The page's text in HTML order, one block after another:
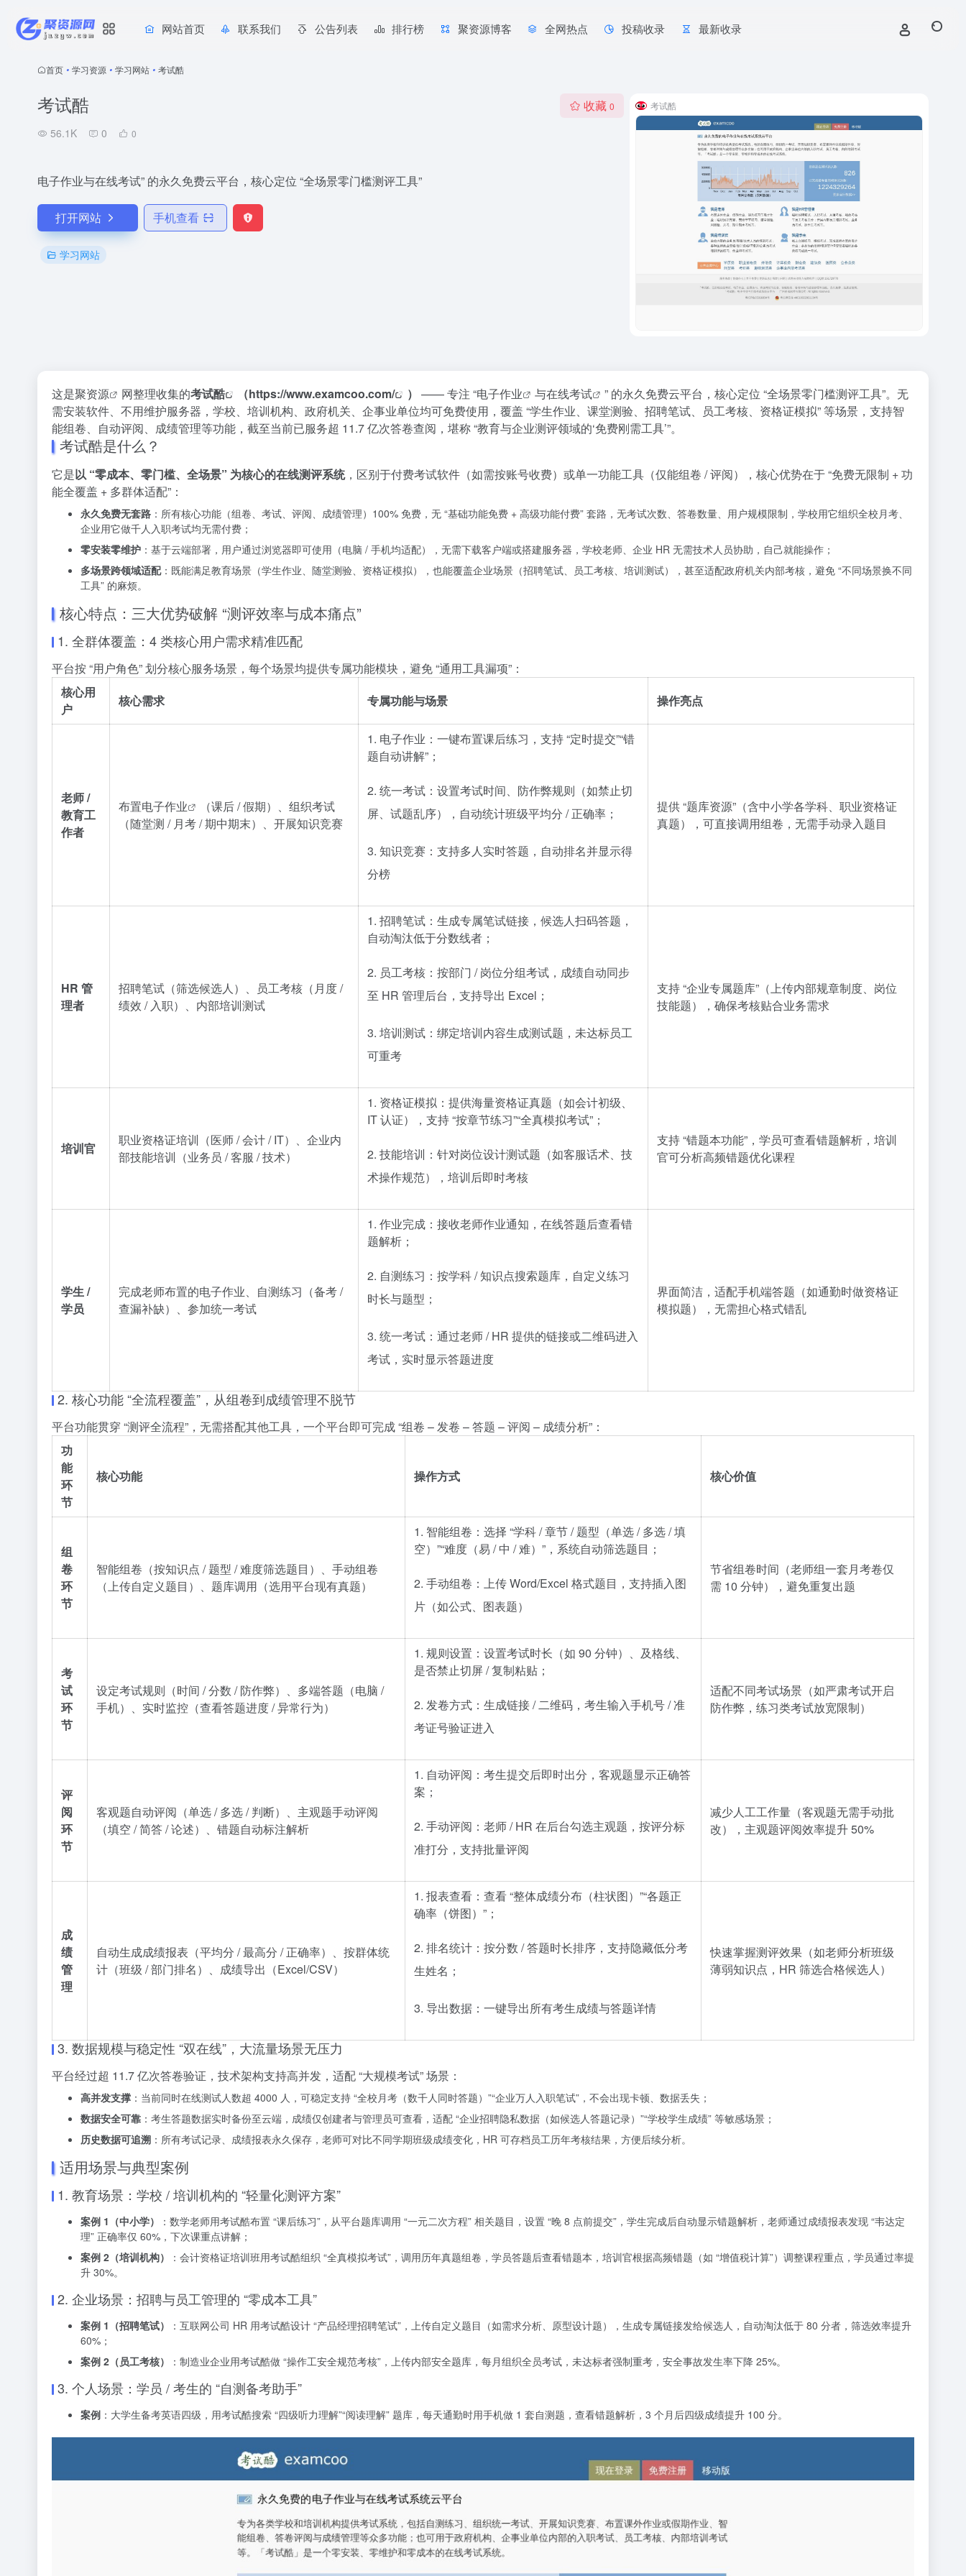
网站首页 联系我们 公告列表 排行榜 聚资源博客 全网热点 投稿收录 最新收录
首页 • 学习资源 • 学习网站 • 考试酷
考试酷
56.1K 0 0
收藏 0
电子作业与在线考试” 的永久免费云平台，核心定位 “全场景零门槛测评工具”
打开网站 手机查看
学习网站
考试酷
这是聚资源 网整理收集的考试酷 （https://www.examcoo.com/ ） —— 专注 “电子作业 与在线考试
” 的永久免费云平台，核心定位 “全场景零门槛测评工具”。无
需安装软件、不用维护服务器，学校、培训机构、政府机关、企事业单位均可免费使用，覆盖 “学生作业、课堂测验、招聘笔试、员工考核、资格证模拟” 等场景，支持智
能组卷、自动评阅、成绩管理等功能，截至当前已服务超 11.7 亿次答卷查阅，堪称 “教育与企业测评领域的‘免费刚需工具’”。
考试酷是什么？
它是以 “零成本、零门槛、全场景” 为核心的在线测评系统，区别于付费考试软件（如需按账号收费）或单一功能工具（仅能组卷 / 评阅），核心优势在于 “免费无限制 + 功
能全覆盖 + 多群体适配”：
永久免费无套路 ：所有核心功能（组卷、考试、评阅、成绩管理）100% 免费，无 “基础功能免费 + 高级功能付费” 套路，无考试次数、答卷数量、用户规模限制，学校用它组织全校月考、
企业用它做千人入职考试均无需付费；
零安装零维护 ：基于云端部署，用户通过浏览器即可使用（电脑 / 手机均适配），无需下载客户端或搭建服务器，学校老师、企业 HR 无需技术人员协助，自己就能操作；
多场景跨领域适配：既能满足教育场景（学生作业、随堂测验、资格证模拟），也能覆盖企业场景（招聘笔试、员工考核、培训测试），甚至适配政府机关内部考核，避免 “不同场景换不同
工具” 的麻烦。
核心特点：三大优势破解 “测评效率与成本痛点”
1. 全群体覆盖：4 类核心用户需求精准匹配
平台按 “用户角色” 划分核心服务场景，每个场景均提供专属功能模块，避免 “通用工具漏项”：
核心用
户
核心需求 专属功能与场景 操作亮点
老师 /
教育工
作者
布置电子作业
（课后 / 假期）、组织考试
（随堂测 / 月考 / 期中期末）、开展知识竞赛
1. 电子作业：一键布置课后练习，支持 “定时提交”“错
题自动讲解”；
2. 统一考试：设置考试时间、防作弊规则（如禁止切
屏、试题乱序），自动统计班级平均分 / 正确率；
3. 知识竞赛：支持多人实时答题，自动排名并显示得
分榜
提供 “题库资源”（含中小学各学科、职业资格证
真题），可直接调用组卷，无需手动录入题目
HR 管
理者
招聘笔试（筛选候选人）、员工考核（月度 /
绩效 / 入职）、内部培训测试
1. 招聘笔试：生成专属笔试链接，候选人扫码答题，
自动淘汰低于分数线者；
2. 员工考核：按部门 / 岗位分组考试，成绩自动同步
至 HR 管理后台，支持导出 Excel；
3. 培训测试：绑定培训内容生成测试题，未达标员工
可重考
支持 “企业专属题库”（上传内部规章制度、岗位
技能题），确保考核贴合业务需求
培训官
职业资格证培训（医师 / 会计 / IT）、企业内
部技能培训（业务员 / 客服 / 技术）
1. 资格证模拟：提供海量资格证真题（如会计初级、
IT 认证），支持 “按章节练习”“全真模拟考试”；
2. 技能培训：针对岗位设计测试题（如客服话术、技
术操作规范），培训后即时考核
支持 “错题本功能”，学员可查看错题解析，培训
官可分析高频错题优化课程
学生 /
学员
完成老师布置的电子作业、自测练习（备考 /
查漏补缺）、参加统一考试
1. 作业完成：接收老师作业通知，在线答题后查看错
题解析；
2. 自测练习：按学科 / 知识点搜索题库，自定义练习
时长与题型；
3. 统一考试：通过老师 / HR 提供的链接或二维码进入
考试，实时显示答题进度
界面简洁，适配手机端答题（如通勤时做资格证
模拟题），无需担心格式错乱
2. 核心功能 “全流程覆盖”，从组卷到成绩管理不脱节
平台功能贯穿 “测评全流程”，无需搭配其他工具，一个平台即可完成 “组卷 – 发卷 – 答题 – 评阅 – 成绩分析”：
功
能
环
节
核心功能 操作方式 核心价值
组
卷
环
节
智能组卷（按知识点 / 题型 / 难度筛选题目）、手动组卷
（上传自定义题目）、题库调用（选用平台现有真题）
1. 智能组卷：选择 “学科 / 章节 / 题型（单选 / 多选 / 填
空）”“难度（易 / 中 / 难）”，系统自动筛选题目；
2. 手动组卷：上传 Word/Excel 格式题目，支持插入图
片（如公式、图表题）
节省组卷时间（老师组一套月考卷仅
需 10 分钟），避免重复出题
考
试
环
节
设定考试规则（时间 / 分数 / 防作弊）、多端答题（电脑 /
手机）、实时监控（查看答题进度 / 异常行为）
1. 规则设置：设置考试时长（如 90 分钟）、及格线、
是否禁止切屏 / 复制粘贴；
2. 发卷方式：生成链接 / 二维码，考生输入手机号 / 准
考证号验证进入
适配不同考试场景（如严肃考试开启
防作弊，练习类考试放宽限制）
评
阅
环
节
客观题自动评阅（单选 / 多选 / 判断）、主观题手动评阅
（填空 / 简答 / 论述）、错题自动标注解析
1. 自动评阅：考生提交后即时出分，客观题显示正确答
案；
2. 手动评阅：老师 / HR 在后台勾选主观题，按评分标
准打分，支持批量评阅
减少人工工作量（客观题无需手动批
改），主观题评阅效率提升 50%
成
绩
管
理
自动生成成绩报表（平均分 / 最高分 / 正确率）、按群体统
计（班级 / 部门排名）、成绩导出（Excel/CSV）
1. 报表查看：查看 “整体成绩分布（柱状图）”“各题正
确率（饼图）”；
2. 排名统计：按分数 / 答题时长排序，支持隐藏低分考
生姓名；
3. 导出数据：一键导出所有考生成绩与答题详情
快速掌握测评效果（如老师分析班级
薄弱知识点，HR 筛选合格候选人）
3. 数据规模与稳定性 “双在线”，大流量场景无压力
平台经过超 11.7 亿次答卷验证，技术架构支持高并发，适配 “大规模考试” 场景：
高并发支撑 ：当前同时在线测试人数超 4000 人，可稳定支持 “全校月考（数千人同时答题）”“企业万人入职笔试”，不会出现卡顿、数据丢失；
数据安全可靠 ：考生答题数据实时备份至云端，成绩仅创建者与管理员可查看，适配 “企业招聘隐私数据（如候选人答题记录）”“学校学生成绩” 等敏感场景；
历史数据可追溯 ：所有考试记录、成绩报表永久保存，老师可对比不同学期班级成绩变化，HR 可存档员工历年考核结果，方便后续分析。
适用场景与典型案例
1. 教育场景：学校 / 培训机构的 “轻量化测评方案”
案例 1（中小学）
：数学老师用考试酷布置 “课后练习”，从平台题库调用 “一元二次方程” 相关题目，设置 “晚 8 点前提交”，学生完成后自动显示错题解析，老师通过成绩报表发现 “韦达定
理” 正确率仅 60%，下次课重点讲解；
案例 2（培训机构）
：会计资格证培训班用考试酷组织 “全真模拟考试”，调用历年真题组卷，学员答题后查看错题本，培训官根据高频错题（如 “增值税计算”）调整课程重点，学员通过率提
升 30%。
2. 企业场景：招聘与员工管理的 “零成本工具”
案例 1（招聘笔试）
：互联网公司 HR 用考试酷设计 “产品经理招聘笔试”，上传自定义题目（如需求分析、原型设计题），生成专属链接发给候选人，自动淘汰低于 80 分者，筛选效率提升
60%；
案例 2（员工考核）
：制造业企业用考试酷做 “操作工安全规范考核”，上传内部安全题库，每月组织全员考试，未达标者强制重考，安全事故发生率下降 25%。
3. 个人场景：学员 / 考生的 “自测备考助手”
案例 ：大学生备考英语四级，用考试酷搜索 “四级听力理解”“阅读理解” 题库，每天通勤时用手机做 1 套自测题，查看错题解析，3 个月后四级成绩提升 100 分。